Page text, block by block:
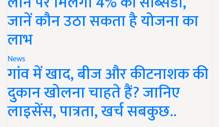
जानें कौन उठा सकता है योजना का
लाभ
News
गांव में खाद, बीज और कीटनाशक की
दुकान खोलना चाहते हैं? जानिए
लाइसेंस, पात्रता, खर्च सबकुछ..